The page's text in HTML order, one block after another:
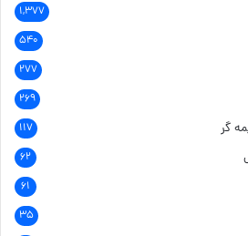
۱,۳۷۷
۵۴۰
۲۷۷
۲۶۹
گر ۱۱۷
۶۲
۶۱
۳۵